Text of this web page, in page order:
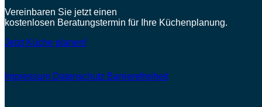
Vereinbaren Sie jetzt einen
kostenlosen Beratungstermin für Ihre Küchenplanung.
Jetzt Küche planen!
Impressum Datenschutz Barrierefreiheit